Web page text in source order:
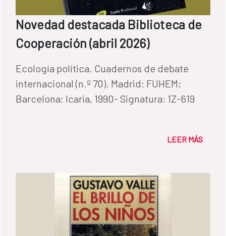
Novedad destacada Biblioteca de
Cooperación (abril 2026)
Ecología política. Cuadernos de debate
internacional (n.º 70). Madrid: FUHEM;
Barcelona: Icaria, 1990- Signatura: 1Z-619
LEER MÁS